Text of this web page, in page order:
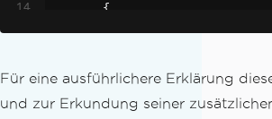
);
IronPdf .ChromePdfRenderer
{
InBrowser
}
Für eine ausführlichere Erklärung
und zur Erkundung seiner